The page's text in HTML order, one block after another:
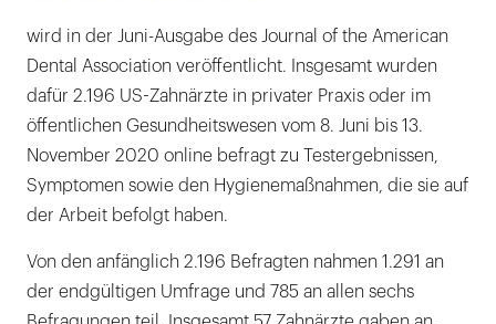
wird in der Juni-Ausgabe des Journal of the American
Dental Association veröffentlicht. Insgesamt wurden
dafür 2.196 US-Zahnärzte in privater Praxis oder im
öffentlichen Gesundheitswesen vom 8. Juni bis 13.
November 2020 online befragt zu Testergebnissen,
Symptomen sowie den Hygienemaßnahmen, die sie auf
der Arbeit befolgt haben.
Von den anfänglich 2.196 Befragten nahmen 1.291 an
der endgültigen Umfrage und 785 an allen sechs